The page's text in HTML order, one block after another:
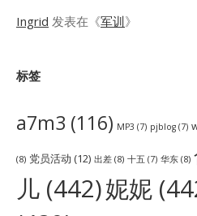
Ingrid 发表在《军训》
标签
a7m3 (116) MP3 (7) pjblog (7)
(8) 党员活动 (12) 出差 (8) 十五 (7) 华东 (8)
儿 (442)妮妮